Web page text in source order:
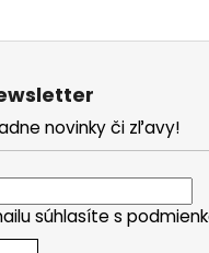
novinky či zľavy!
súhlasíte s